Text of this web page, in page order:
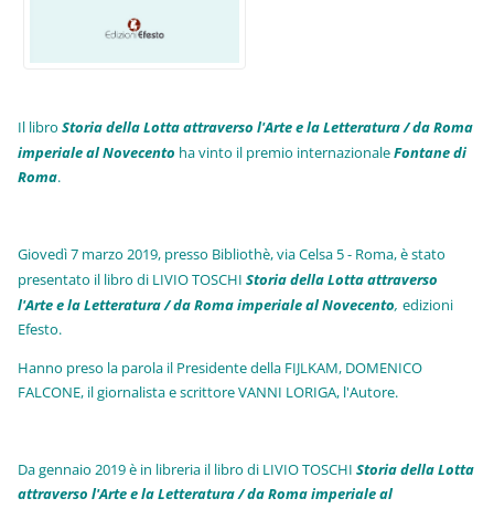
Il libroStoria della Lotta attraverso l'Arte e la Letteratura / da Roma
imperiale al Novecento ha vinto il premio internazionaleFontane di
Roma.
Giovedì 7 marzo 2019, presso Bibliothè, via Celsa 5 - Roma, è stato
presentato il libro di LIVIO TOSCHIStoria della Lotta attraverso
l'Arte e la Letteratura / da Roma imperiale al Novecento, edizioni
Efesto.
Hanno preso la parola il Presidente della FIJLKAM, DOMENICO
FALCONE, il giornalista e scrittore VANNI LORIGA, l'Autore.
Da gennaio 2019 è in libreria il libro di LIVIO TOSCHIStoria della Lotta
attraverso l'Arte e la Letteratura / da Roma imperiale al